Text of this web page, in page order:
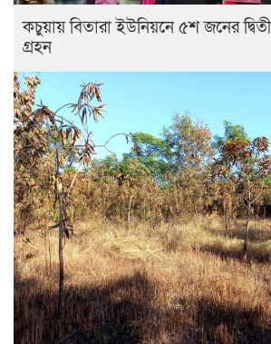
কচুয়ায় বিতারা ইউনিয়নে ৫শ জনের
গ্রহন